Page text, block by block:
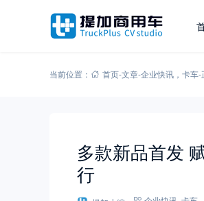
当前位置： 首页-文章-企业快讯 ， 卡车-
多款新品首发
行